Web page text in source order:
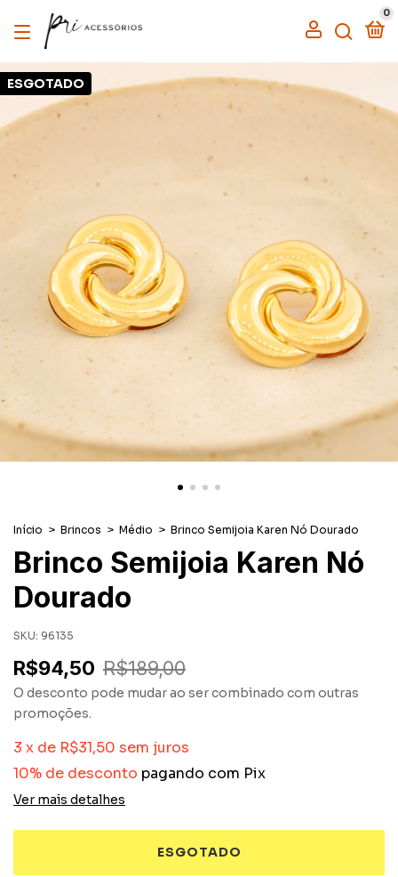
0
ESGOTADO
Início > Brincos > Médio > Brinco Semijoia Karen Nó Dourado
Brinco Semijoia Karen Nó
Dourado
SKU: 96135
R$94,50 R$189,00
O desconto pode mudar ao ser combinado com outras
promoções.
3 x de R$31,50 sem juros
10% de desconto pagando com Pix
Ver mais detalhes